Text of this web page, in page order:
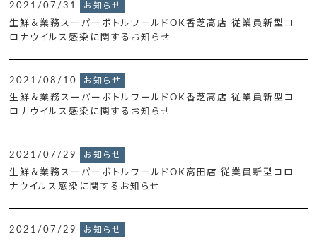
2021/07/31 お知らせ
生鮮＆業務スーパーボトルワールドOK香芝高店 従業員新型コ
ロナウイルス感染に関するお知らせ
2021/08/10 お知らせ
生鮮＆業務スーパーボトルワールドOK香芝高店 従業員新型コ
ロナウイルス感染に関するお知らせ
2021/07/29 お知らせ
生鮮＆業務スーパーボトルワールドOK高田店 従業員新型コロ
ナウイルス感染に関するお知らせ
2021/07/29 お知らせ